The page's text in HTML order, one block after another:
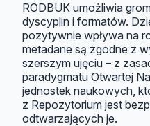
RODBUK umożliwia
dyscyplin i formatów.
pozytywnie wpływa na
metadane są zgodne z
szerszym ujęciu – z
paradygmatu Otwartej
jednostek naukowych,
z Repozytorium jest
odtwarzających je.